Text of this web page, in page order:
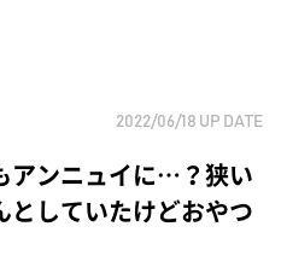
2022/06/18 UP DATE
アンニュイに…？狭い
していたけどおやつ